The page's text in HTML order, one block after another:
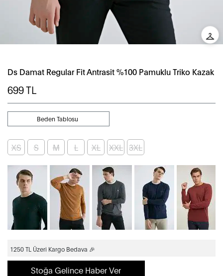
Ds Damat Regular Fit Antrasit %100 Pamuklu Triko Kazak
699TL
Beden Tablosu
XS S M L XL XXL 3XL
1250 TL Üzeri Kargo Bedava 🎉
Stoğa Gelince Haber Ver